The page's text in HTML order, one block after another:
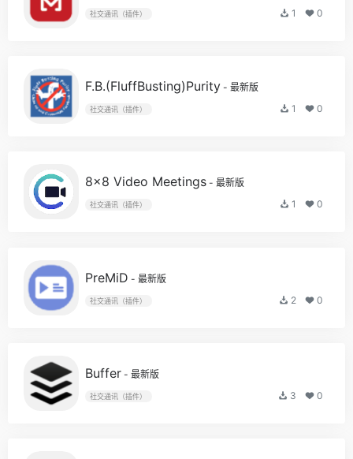
社交通讯（插件） 1 0
F.B.(FluffBusting)Purity - 最新版
社交通讯（插件） 1 0
8x8 Video Meetings - 最新版
社交通讯（插件） 1 0
PreMiD - 最新版
社交通讯（插件） 2 0
Buffer - 最新版
社交通讯（插件） 3 0